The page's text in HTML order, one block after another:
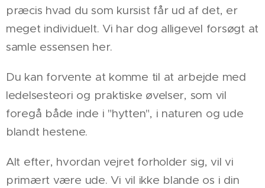
præcis hvad du som kursist får ud af det, er
meget individuelt. Vi har dog alligevel forsøgt at
samle essensen her.
Du kan forvente at komme til at arbejde med
ledelsesteori og praktiske øvelser, som vil
foregå både inde i "hytten", i naturen og ude
blandt hestene.
Alt efter, hvordan vejret forholder sig, vil vi
primært være ude. Vi vil ikke blande os i din